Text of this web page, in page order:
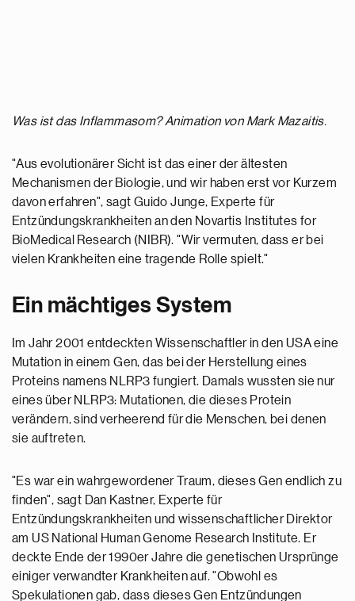
Was ist das Inflammasom? Animation von Mark Mazaitis.
"Aus evolutionärer Sicht ist das einer der ältesten
Mechanismen der Biologie, und wir haben erst vor Kurzem
davon erfahren", sagt Guido Junge, Experte für
Entzündungskrankheiten an den Novartis Institutes for
BioMedical Research (NIBR). "Wir vermuten, dass er bei
vielen Krankheiten eine tragende Rolle spielt."
Ein mächtiges System
Im Jahr 2001 entdeckten Wissenschaftler in den USA eine
Mutation in einem Gen, das bei der Herstellung eines
Proteins namens NLRP3 fungiert. Damals wussten sie nur
eines über NLRP3: Mutationen, die dieses Protein
verändern, sind verheerend für die Menschen, bei denen
sie auftreten.
"Es war ein wahrgewordener Traum, dieses Gen endlich zu
finden", sagt Dan Kastner, Experte für
Entzündungskrankheiten und wissenschaftlicher Direktor
am US National Human Genome Research Institute. Er
deckte Ende der 1990er Jahre die genetischen Ursprünge
einiger verwandter Krankheiten auf. "Obwohl es
Spekulationen gab, dass dieses Gen Entzündungen